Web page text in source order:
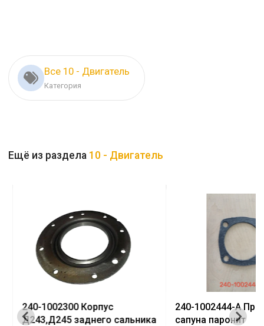
Все 10 - Двигатель
Категория
Ещё из раздела 10 - Двигатель
240-1002300 Корпус
Д243,Д245 заднего сальника
240-1002444-А
сапуна паронит